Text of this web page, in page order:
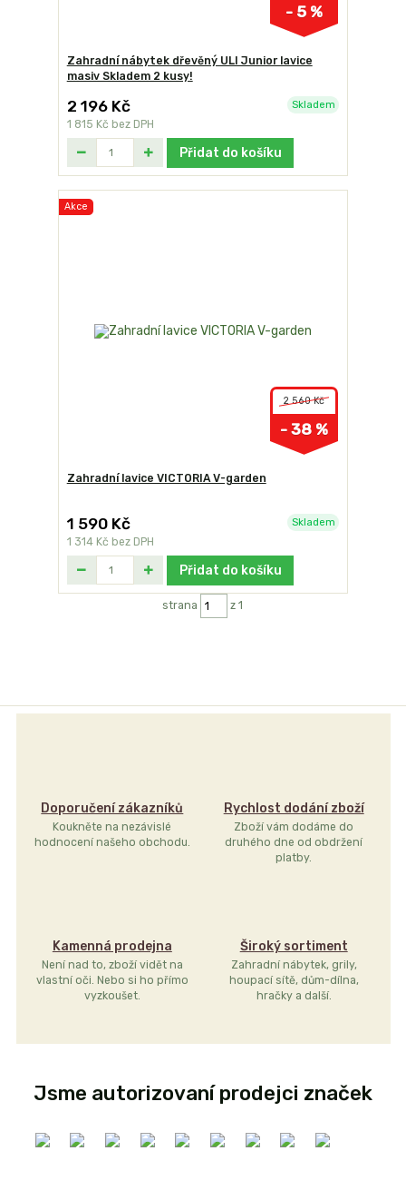
- 5 %
Zahradní nábytek dřevěný ULI Junior lavice
masiv Skladem 2 kusy!
2 196 Kč
1 815 Kč bez DPH
Skladem
Přidat do košíku
Akce
2 560 Kč
- 38 %
Zahradní lavice VICTORIA V-garden
1 590 Kč
1 314 Kč bez DPH
Skladem
Přidat do košíku
strana z 1
Doporučení zákazníků
Koukněte na nezávislé
hodnocení našeho obchodu.
Rychlost dodání zboží
Zboží vám dodáme do
druhého dne od obdržení
platby.
Kamenná prodejna
Není nad to, zboží vidět na
vlastní oči. Nebo si ho přímo
vyzkoušet.
Široký sortiment
Zahradní nábytek, grily,
houpací sítě, dům-dílna,
hračky a další.
Jsme autorizovaní prodejci značek